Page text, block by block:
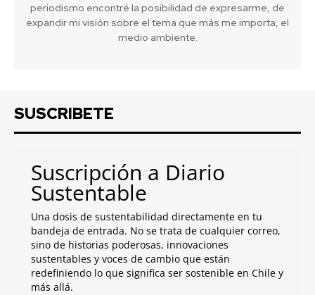
periodismo encontré la posibilidad de expresarme, de
expandir mi visión sobre el tema que más me importa, el
medio ambiente.
SUSCRIBETE
Suscripción a Diario
Sustentable
Una dosis de sustentabilidad directamente en tu
bandeja de entrada. No se trata de cualquier correo,
sino de historias poderosas, innovaciones
sustentables y voces de cambio que están
redefiniendo lo que significa ser sostenible en Chile y
más allá.